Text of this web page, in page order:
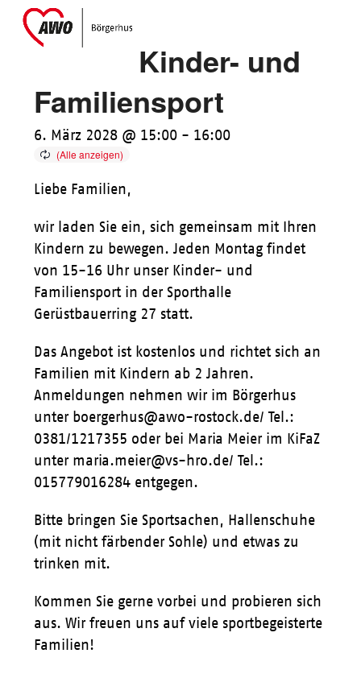
SkipOpen
mobile
Close
mobile
Kinder- und
Familiensport
6. März 2028 @ 15:00 - 16:00
Liebe Familien,
wir laden Sie ein, sich gemeinsam mit Ihren
Kindern zu bewegen. Jeden Montag findet
von 15-16 Uhr unser Kinder- und
Familiensport in der Sporthalle
Gerüstbauerring 27 statt.
Das Angebot ist kostenlos und richtet sich an
Familien mit Kindern ab 2 Jahren.
Anmeldungen nehmen wir im Börgerhus
unter boergerhus@awo-rostock.de/ Tel.:
0381/1217355 oder bei Maria Meier im KiFaZ
unter maria.meier@vs-hro.de/ Tel.:
015779016284 entgegen.
Bitte bringen Sie Sportsachen, Hallenschuhe
(mit nicht färbender Sohle) und etwas zu
trinken mit.
Kommen Sie gerne vorbei und probieren sich
aus. Wir freuen uns auf viele sportbegeisterte
Familien!